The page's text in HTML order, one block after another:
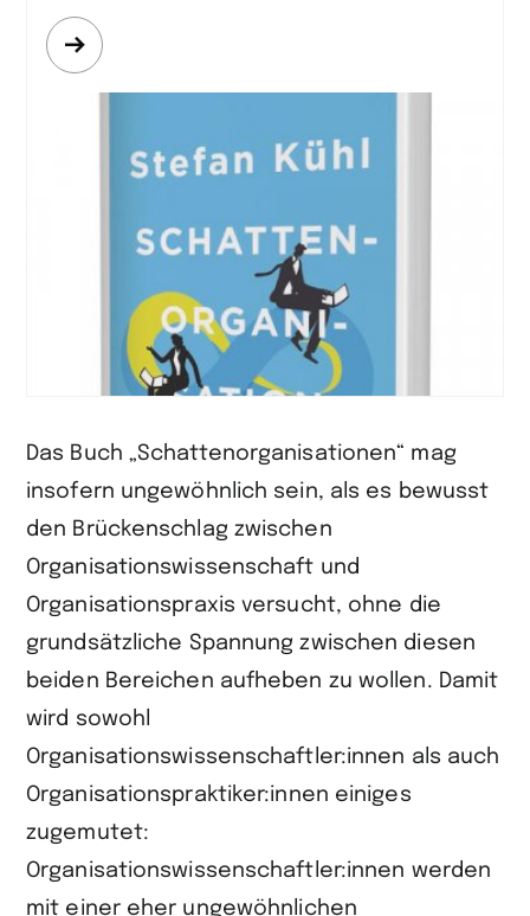
Mehr
erfahren
Das Buch „Schattenorganisationen“ mag
insofern ungewöhnlich sein, als es bewusst
den Brückenschlag zwischen
Organisationswissenschaft und
Organisationspraxis versucht, ohne die
grundsätzliche Spannung zwischen diesen
beiden Bereichen aufheben zu wollen. Damit
wird sowohl
Organisationswissenschaftler:innen als auch
Organisationspraktiker:innen einiges
zugemutet:
Organisationswissenschaftler:innen werden
mit einer eher ungewöhnlichen